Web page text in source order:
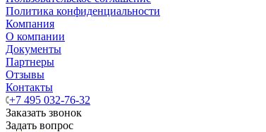
Политика конфиденциальности
Компания
О компании
Документы
Партнеры
Отзывы
Контакты
+7 495 032-76-32
Заказать звонок
Задать вопрос